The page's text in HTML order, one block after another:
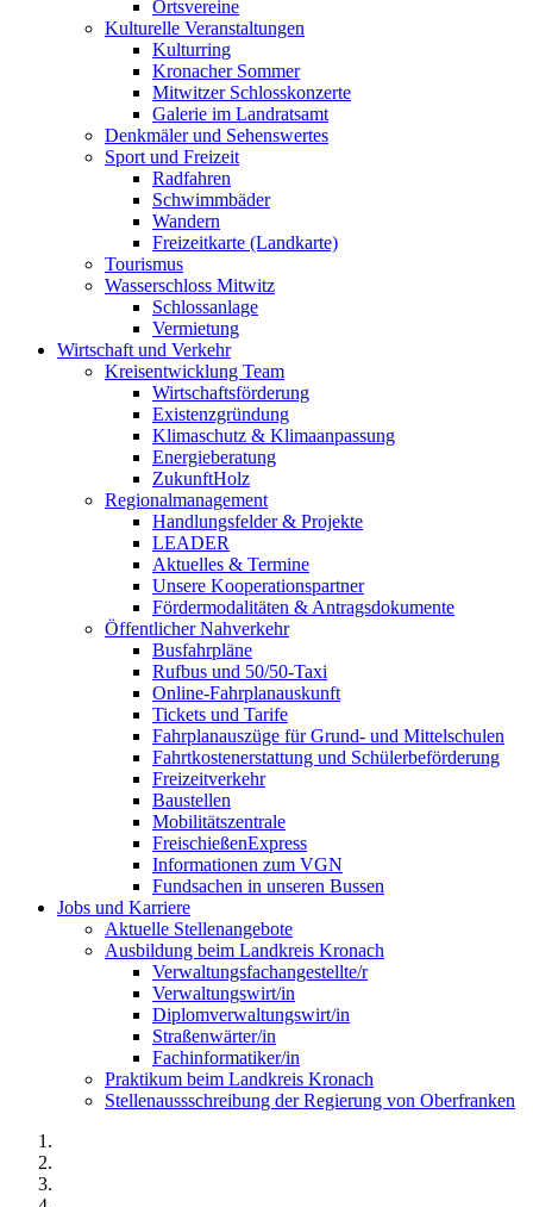
Ortsvereine
Kulturelle Veranstaltungen
Kulturring
Kronacher Sommer
Mitwitzer Schlosskonzerte
Galerie im Landratsamt
Denkmäler und Sehenswertes
Sport und Freizeit
Radfahren
Schwimmbäder
Wandern
Freizeitkarte (Landkarte)
Tourismus
Wasserschloss Mitwitz
Schlossanlage
Vermietung
Wirtschaft und Verkehr
Kreisentwicklung Team
Wirtschaftsförderung
Existenzgründung
Klimaschutz & Klimaanpassung
Energieberatung
ZukunftHolz
Regionalmanagement
Handlungsfelder & Projekte
LEADER
Aktuelles & Termine
Unsere Kooperationspartner
Fördermodalitäten & Antragsdokumente
Öffentlicher Nahverkehr
Busfahrpläne
Rufbus und 50/50-Taxi
Online-Fahrplanauskunft
Tickets und Tarife
Fahrplanauszüge für Grund- und Mittelschulen
Fahrtkostenerstattung und Schülerbeförderung
Freizeitverkehr
Baustellen
Mobilitätszentrale
FreischießenExpress
Informationen zum VGN
Fundsachen in unseren Bussen
Jobs und Karriere
Aktuelle Stellenangebote
Ausbildung beim Landkreis Kronach
Verwaltungsfachangestellte/r
Verwaltungswirt/in
Diplomverwaltungswirt/in
Straßenwärter/in
Fachinformatiker/in
Praktikum beim Landkreis Kronach
Stellenaussschreibung der Regierung von Oberfranken